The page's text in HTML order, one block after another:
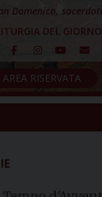
Domenico,
DEL GIORNO
AREA RISERVATA